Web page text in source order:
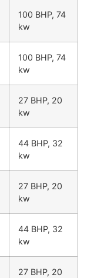
100 BHP, 74
kw
100 BHP, 74
kw
27 BHP, 20
kw
44 BHP, 32
kw
27 BHP, 20
kw
44 BHP, 32
kw
27 BHP, 20